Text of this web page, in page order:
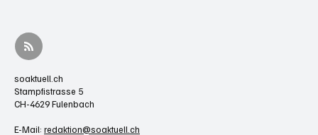
soaktuell.ch
Stampfistrasse 5
CH-4629 Fulenbach
E-Mail: redaktion@soaktuell.ch